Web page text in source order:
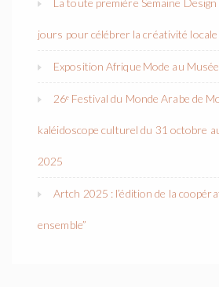
La toute première Semaine
jours pour célébrer la créativité locale
Exposition Afrique Mode au
26ᵉ Festival du Monde Arabe de
kaléidoscope culturel du 31 octobre
2025
Artch 2025 : l’édition de la
ensemble”